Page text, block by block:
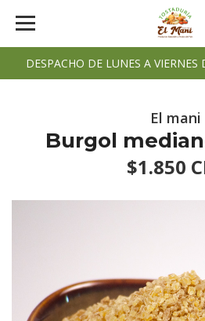
DESPACHO DE LUNES A
El mani
Burgol
$1.850